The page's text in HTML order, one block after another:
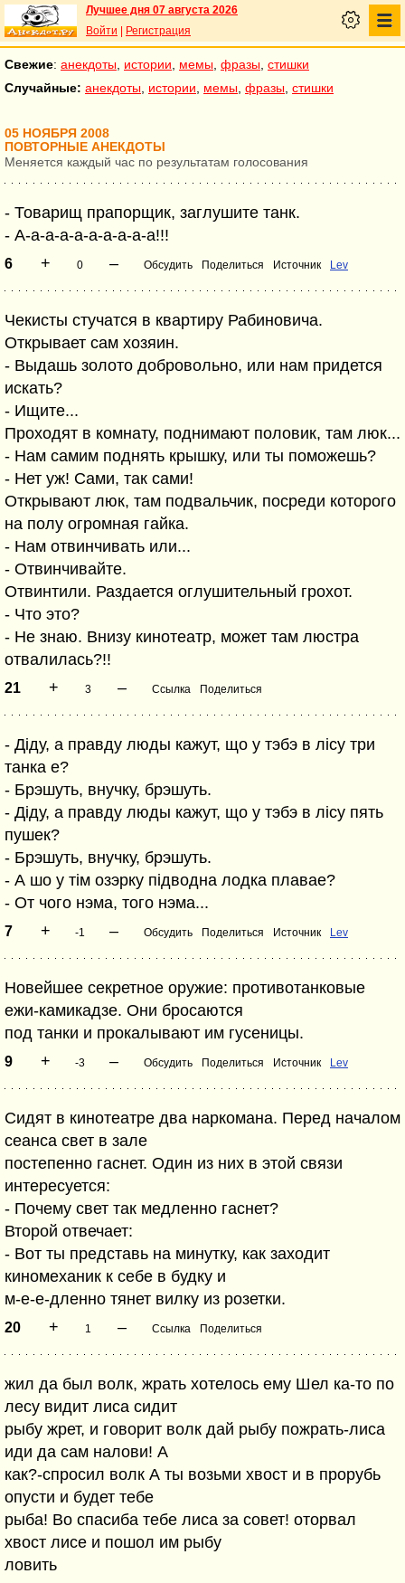
Лучшее дня 07 августа 2026
Войти
Регистрация
Свежие: анекдоты истории мемы фразы стишки
Случайные: анекдоты истории мемы фразы стишки
05 НОЯБРЯ 2008
ПОВТОРНЫЕ АНЕКДОТЫ
Меняется каждый час по результатам голосования
- Товарищ прапорщик, заглушите танк.
- А-а-а-а-а-а-а-а-а-а!!!
6 + 0 – Обсудить Поделиться Источник Lev
Чекисты стучатся в квартиру Рабиновича.
Открывает сам хозяин.
- Выдашь золото добровольно, или нам придется
искать?
- Ищите...
Проходят в комнату, поднимают половик, там люк...
- Нам самим поднять крышку, или ты поможешь?
- Нет уж! Сами, так сами!
Открывают люк, там подвальчик, посреди которого
на полу огромная гайка.
- Нам отвинчивать или...
- Отвинчивайте.
Отвинтили. Раздается оглушительный грохот.
- Что это?
- Не знаю. Внизу кинотеатр, может там люстра
отвалилась?!!
21 + 3 – Ссылка Поделиться
- Дiду, а правду люды кажут, що у тэбэ в лiсу три
танка е?
- Брэшуть, внучку, брэшуть.
- Дiду, а правду люды кажут, що у тэбэ в лiсу пять
пушек?
- Брэшуть, внучку, брэшуть.
- А шо у тiм озэрку пiдводна лодка плавае?
- От чого нэма, того нэма...
7 + -1 – Обсудить Поделиться Источник Lev
Новейшее секретное оружие: противотанковые
ежи-камикадзе. Они бросаются
под танки и прокалывают им гусеницы.
9 + -3 – Обсудить Поделиться Источник Lev
Сидят в кинотеатре два наркомана. Перед началом
сеанса свет в зале
постепенно гаснет. Один из них в этой связи
интересуется:
- Почему свет так медленно гаснет?
Второй отвечает:
- Вот ты представь на минутку, как заходит
киномеханик к себе в будку и
м-е-е-дленно тянет вилку из розетки.
20 + 1 – Ссылка Поделиться
жил да был волк, жрать хотелось ему Шел ка-то по
лесу видит лиса сидит
рыбу жрет, и говорит волк дай рыбу пожрать-лиса
иди да сам налови! А
как?-спросил волк А ты возьми хвост и в прорубь
опусти и будет тебе
рыба! Во спасиба тебе лиса за совет! оторвал
хвост лисе и пошол им рыбу
ловить